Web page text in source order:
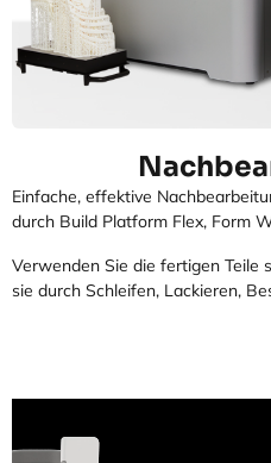
Einfache, effektive
durch Build Platform Flex, Form
Verwenden Sie die fertigen Teile
sie durch Schleifen, Lackieren,